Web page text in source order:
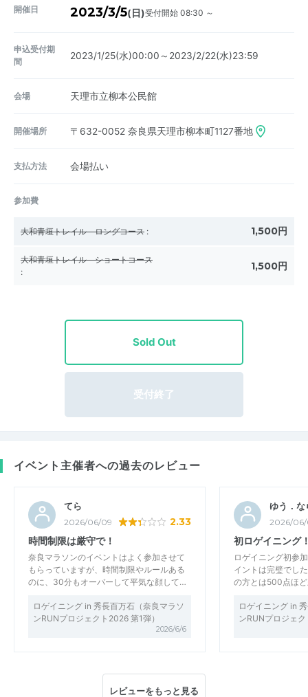
開催日 2023/3/5(日)受付開始 08:30 ～
申込受付期
間
2023/1/25(水)00:00～2023/2/22(水)23:59
会場 天理市立柳本公民館
開催場所 〒632-0052 奈良県天理市柳本町1127番地
支払方法 会場払い
参加費
大和青垣トレイル ロングコース : 1,500円
大和青垣トレイル ショートコース
:
1,500円
Sold Out
受付終了
イベント主催者への過去のレビュー
てら
2026/06/09 2.33
時間制限は厳守で！
奈良マラソンのイベントはよく参加させて
もらっていますが、時間制限やルールある
のに、30分もオーバーして平気な顔して…
ロゲイニング in 秀長百万石（奈良マラソ
ンRUNプロジェクト2026 第1弾）
2026/6/6
ゆう．な
2026/
初ロゲイニング
ロゲイニング初参
イントは完璧でし
の方とは500点ほ
ロゲイニング in
ンRUNプロジェ
レビューをもっと見る